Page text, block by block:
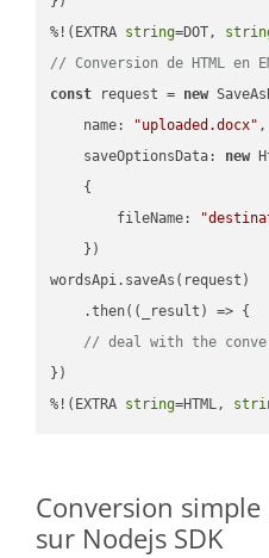
%!(EXTRA string=DOT,
// Conversion de HTML en
const request = new
name: "uploaded.docx" ,
saveOptionsData: new
    {
fileName:
    })
wordsApi.saveAs(request)
    .then(
( _result ) => {
// deal with the
})
%!(EXTRA string=HTML,
Conversion simple
sur Nodejs SDK